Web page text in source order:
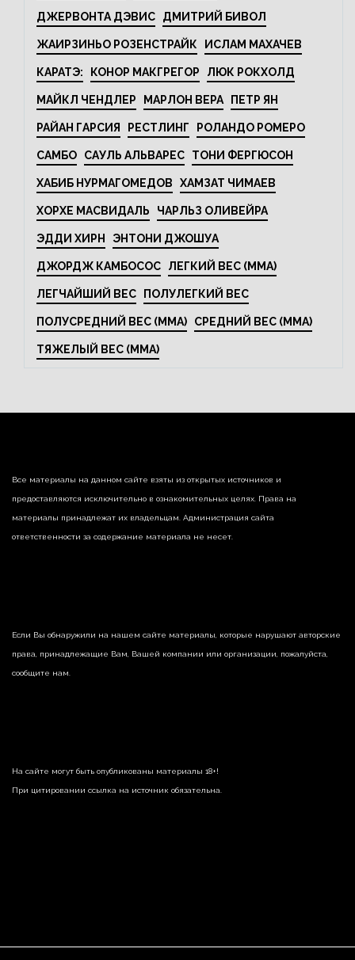
ДЖЕРВОНТА ДЭВИС ДМИТРИЙ БИВОЛ
ЖАИРЗИНЬО РОЗЕНСТРАЙК ИСЛАМ МАХАЧЕВ
КАРАТЭ: КОНОР МАКГРЕГОР ЛЮК РОКХОЛД
МАЙКЛ ЧЕНДЛЕР МАРЛОН ВЕРА ПЕТР ЯН
РАЙАН ГАРСИЯ РЕСТЛИНГ РОЛАНДО РОМЕРО
САМБО САУЛЬ АЛЬВАРЕС ТОНИ ФЕРГЮСОН
ХАБИБ НУРМАГОМЕДОВ ХАМЗАТ ЧИМАЕВ
ХОРХЕ МАСВИДАЛЬ ЧАРЛЬЗ ОЛИВЕЙРА
ЭДДИ ХИРН ЭНТОНИ ДЖОШУА
ДЖОРДЖ КАМБОСОС ЛЕГКИЙ ВЕС (MMA)
ЛЕГЧАЙШИЙ ВЕС ПОЛУЛЕГКИЙ ВЕС
ПОЛУСРЕДНИЙ ВЕС (MMA) СРЕДНИЙ ВЕС (MMA)
ТЯЖЕЛЫЙ ВЕС (MMA)
Все материалы на данном сайте взяты из открытых источников и
предоставляются исключительно в ознакомительных целях. Права на
материалы принадлежат их владельцам. Администрация сайта
ответственности за содержание материала не несет.
Если Вы обнаружили на нашем сайте материалы, которые нарушают авторские
права, принадлежащие Вам, Вашей компании или организации, пожалуйста,
сообщите нам.
На сайте могут быть опубликованы материалы 18+!
При цитировании ссылка на источник обязательна.